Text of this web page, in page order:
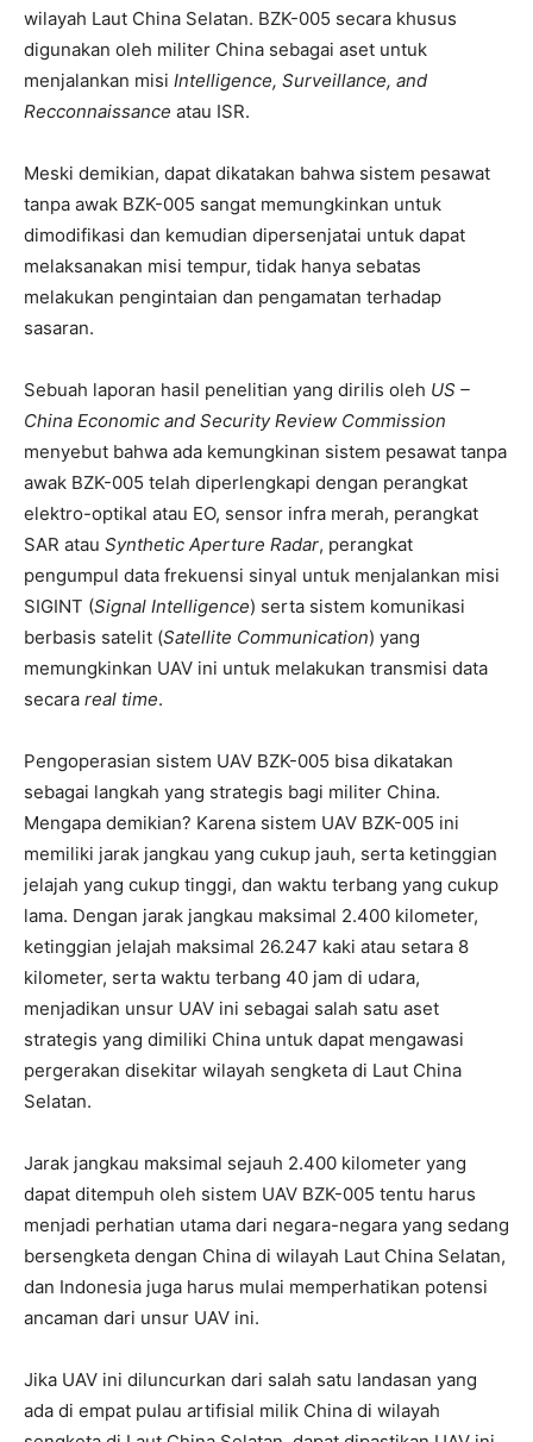
wilayah Laut China Selatan. BZK-005 secara khusus
digunakan oleh militer China sebagai aset untuk
menjalankan misi Intelligence, Surveillance, and
Recconnaissance atau ISR.
Meski demikian, dapat dikatakan bahwa sistem pesawat
tanpa awak BZK-005 sangat memungkinkan untuk
dimodifikasi dan kemudian dipersenjatai untuk dapat
melaksanakan misi tempur, tidak hanya sebatas
melakukan pengintaian dan pengamatan terhadap
sasaran.
Sebuah laporan hasil penelitian yang dirilis oleh US –
China Economic and Security Review Commission
menyebut bahwa ada kemungkinan sistem pesawat tanpa
awak BZK-005 telah diperlengkapi dengan perangkat
elektro-optikal atau EO, sensor infra merah, perangkat
SAR atau Synthetic Aperture Radar, perangkat
pengumpul data frekuensi sinyal untuk menjalankan misi
SIGINT (Signal Intelligence) serta sistem komunikasi
berbasis satelit (Satellite Communication) yang
memungkinkan UAV ini untuk melakukan transmisi data
secara real time.
Pengoperasian sistem UAV BZK-005 bisa dikatakan
sebagai langkah yang strategis bagi militer China.
Mengapa demikian? Karena sistem UAV BZK-005 ini
memiliki jarak jangkau yang cukup jauh, serta ketinggian
jelajah yang cukup tinggi, dan waktu terbang yang cukup
lama. Dengan jarak jangkau maksimal 2.400 kilometer,
ketinggian jelajah maksimal 26.247 kaki atau setara 8
kilometer, serta waktu terbang 40 jam di udara,
menjadikan unsur UAV ini sebagai salah satu aset
strategis yang dimiliki China untuk dapat mengawasi
pergerakan disekitar wilayah sengketa di Laut China
Selatan.
Jarak jangkau maksimal sejauh 2.400 kilometer yang
dapat ditempuh oleh sistem UAV BZK-005 tentu harus
menjadi perhatian utama dari negara-negara yang sedang
bersengketa dengan China di wilayah Laut China Selatan,
dan Indonesia juga harus mulai memperhatikan potensi
ancaman dari unsur UAV ini.
Jika UAV ini diluncurkan dari salah satu landasan yang
ada di empat pulau artifisial milik China di wilayah